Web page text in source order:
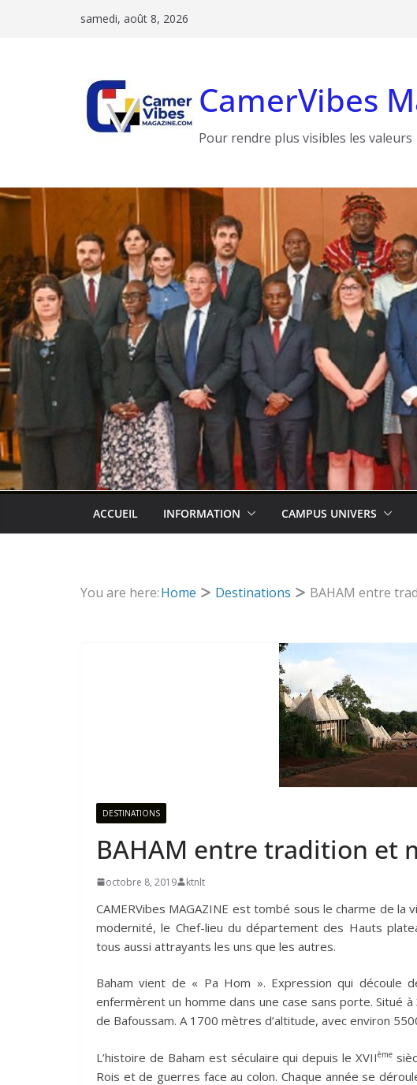
samedi, août 8, 2026
CamerVibes
Pour rendre plus visibles les valeurs
ACCUEIL INFORMATION CAMPUS UNIVERS
You are here:Home Destinations BAHAM entre
DESTINATIONS
BAHAM entre tradition et
octobre 8, 2019 ktnlt
CAMERVibes MAGAZINE est tombé sous le charme de
modernité, le Chef-lieu du département des Hauts
tous aussi attrayants les uns que les autres.
Baham vient de « Pa Hom ». Expression qui découle
enfermèrent un homme dans une case sans porte. Situé
de Bafoussam. A 1700 mètres d’altitude, avec environ
L’histoire de Baham est séculaire qui depuis le XVIIème
Rois et de guerres face au colon. Chaque année se